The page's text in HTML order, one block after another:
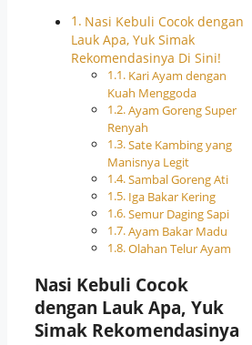
Nasi Kebuli Cocok dengan
Lauk Apa, Yuk Simak
Rekomendasinya Di Sini!
Kari Ayam dengan
Kuah Menggoda
Ayam Goreng Super
Renyah
Sate Kambing yang
Manisnya Legit
Sambal Goreng Ati
Iga Bakar Kering
Semur Daging Sapi
Ayam Bakar Madu
Olahan Telur Ayam
Nasi Kebuli Cocok
dengan Lauk Apa, Yuk
Simak Rekomendasinya